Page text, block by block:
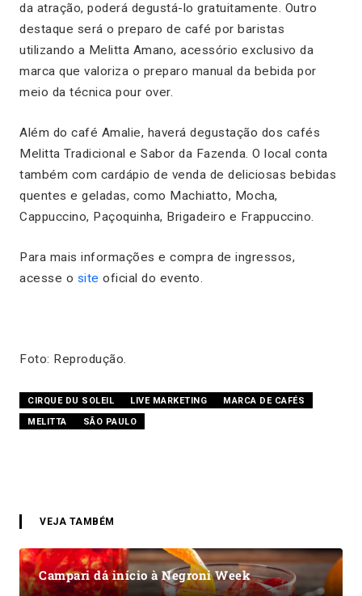
da atração, poderá degustá-lo gratuitamente. Outro
destaque será o preparo de café por baristas
utilizando a Melitta Amano, acessório exclusivo da
marca que valoriza o preparo manual da bebida por
meio da técnica pour over.
Além do café Amalie, haverá degustação dos cafés
Melitta Tradicional e Sabor da Fazenda. O local conta
também com cardápio de venda de deliciosas bebidas
quentes e geladas, como Machiatto, Mocha,
Cappuccino, Paçoquinha, Brigadeiro e Frappuccino.
Para mais informações e compra de ingressos,
acesse o site oficial do evento.
Foto: Reprodução.
CIRQUE DU SOLEIL LIVE MARKETING
MARCA DE CAFÉS
MELITTA
SÃO PAULO
VEJA TAMBÉM
Campari dá início à Negroni Week